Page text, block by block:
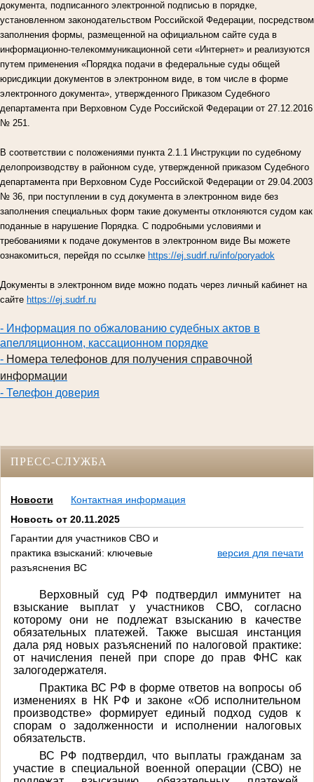
документа, подписанного электронной подписью в порядке,
установленном законодательством Российской Федерации, посредством
заполнения формы, размещенной на официальном сайте суда в
информационно-телекоммуникационной сети «Интернет» и реализуются
путем применения «Порядка подачи в федеральные суды общей
юрисдикции документов в электронном виде, в том числе в форме
электронного документа», утвержденного Приказом Судебного
департамента при Верховном Суде Российской Федерации от 27.12.2016
№ 251.
В соответствии с положениями пункта 2.1.1 Инструкции по судебному
делопроизводству в районном суде, утвержденной приказом Судебного
департамента при Верховном Суде Российской Федерации от 29.04.2003
№ 36, при поступлении в суд документа в электронном виде без
заполнения специальных форм такие документы отклоняются судом как
поданные в нарушение Порядка. С подробными условиями и
требованиями к подаче документов в электронном виде Вы можете
ознакомиться, перейдя по ссылке https://ej.sudrf.ru/info/poryadok
Документы в электронном виде можно подать через личный кабинет на
сайте https://ej.sudrf.ru
- Информация по обжалованию судебных актов в
апелляционном, кассационном порядке
- Номера телефонов для получения справочной
информации
- Телефон доверия
ПРЕСС-СЛУЖБА
Новости
Контактная информация
Новость от 20.11.2025
Гарантии для участников СВО и
практика взысканий: ключевые
разъяснения ВС
версия для печати
Верховный суд РФ подтвердил иммунитет на
взыскание выплат у участников СВО, согласно
которому они не подлежат взысканию в качестве
обязательных платежей. Также высшая инстанция
дала ряд новых разъяснений по налоговой практике:
от начисления пеней при споре до прав ФНС как
залогодержателя.
Практика ВС РФ в форме ответов на вопросы об
изменениях в НК РФ и законе «Об исполнительном
производстве» формирует единый подход судов к
спорам о задолженности и исполнении налоговых
обязательств.
ВС РФ подтвердил, что выплаты гражданам за
участие в специальной военной операции (СВО) не